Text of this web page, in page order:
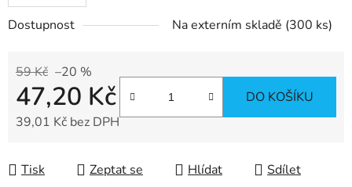
Dostupnost Na externím skladě (300 ks)
59 Kč –20 %
47,20 Kč
39,01 Kč bez DPH
DO KOŠÍKU
Tisk Zeptat se Hlídat Sdílet